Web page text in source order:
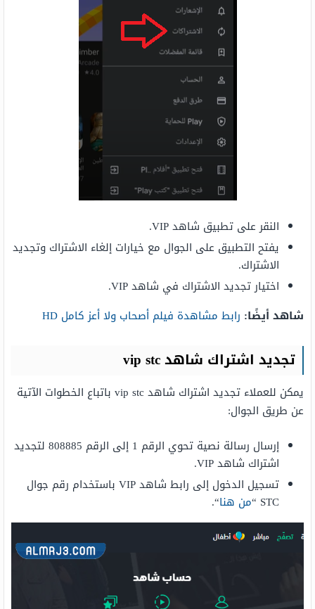
النقر على تطبيق شاهد VIP.
يفتح التطبيق على الجوال مع خيارات إلغاء الاشتراك وتجديد
الاشتراك.
اختيار تجديد الاشتراك في شاهد VIP.
شاهد أيضًا: رابط مشاهدة فيلم أصحاب ولا أعز كامل HD
تجديد اشتراك شاهد vip stc
يمكن للعملاء تجديد اشتراك شاهد vip stc باتباع الخطوات الآتية
عن طريق الجوال:
إرسال رسالة نصية تحوي الرقم 1 إلى الرقم 808885 لتجديد
اشتراك شاهد VIP.
تسجيل الدخول إلى رابط شاهد VIP باستخدام رقم جوال
STC “ من هنا“.